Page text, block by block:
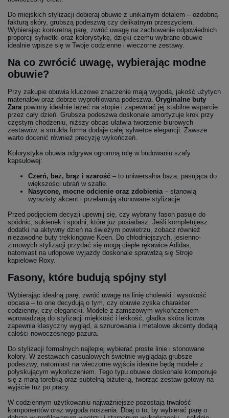
Do miejskich stylizacji dobieraj obuwie z unikalnym detalem – ozdobną
fakturą skóry, grubszą podeszwą czy delikatnym przeszyciem.
Wybierając konkretną parę, zwróć uwagę na zachowanie odpowiednich
proporcji sylwetki oraz kolorystykę, dzięki czemu wybrane obuwie
idealnie wpisze się w Twoje codzienne i wieczorne zestawy.
Na co zwrócić uwagę, wybierając modne
obuwie?
Przy zakupie obuwia kluczowe znaczenie mają wygoda, jakość użytych
materiałów oraz dobrze wyprofilowana podeszwa. Oryginalne buty
Zara powinny idealnie leżeć na stopie i zapewniać jej stabilne wsparcie
przez cały dzień. Grubsza podeszwa doskonale amortyzuje krok przy
częstym chodzeniu, niższy obcas ułatwia tworzenie biurowych
zestawów, a smukła forma dodaje całej sylwetce elegancji. Zawsze
warto docenić również precyzję wykończeń.
Kolorystyka obuwia odgrywa ogromną rolę w budowaniu szafy
kapsułowej:
Czerń, beż, brąz i szarość – to uniwersalna baza, pasująca do
większości ubrań w szafie.
Nasycone, mocne odcienie oraz zdobienia – stanowią
wyrazisty akcent i przełamują stonowane stylizacje.
Przed podjęciem decyzji upewnij się, czy wybrany fason pasuje do
spódnic, sukienek i spodni, które już posiadasz. Jeśli kompletujesz
dodatki na aktywny dzień na świeżym powietrzu, zobacz również
niezawodne buty trekkingowe Keen. Do chłodniejszych, jesienno-
zimowych stylizacji przydać się mogą ciepłe rękawice Adidas,
natomiast na urlopowe wyjazdy doskonale sprawdzą się Stroje
kąpielowe Roxy.
Fasony, które budują spójny styl
Wybierając idealną parę, zwróć uwagę na linię cholewki i wysokość
obcasa – to one decydują o tym, czy obuwie zyska charakter
codzienny, czy elegancki. Modele z zamszowym wykończeniem
wprowadzają do stylizacji miękkość i lekkość, gładka skóra licowa
zapewnia klasyczny wygląd, a sznurowania i metalowe akcenty dodają
całości nowoczesnego pazura.
Do stylizacji formalnych najlepiej wybierać proste linie i stonowane
kolory. W zestawach casualowych świetnie wyglądają grubsze
podeszwy, natomiast na wieczorne wyjścia idealne będą modele z
połyskującym wykończeniem. Tego typu obuwie doskonale komponuje
się z małą torebką oraz subtelną biżuterią, tworząc zestaw gotowy na
wyjście tuż po pracy.
W codziennym użytkowaniu najważniejsze pozostają trwałość
komponentów oraz wygoda noszenia. Dbaj o to, by wybierać parę o